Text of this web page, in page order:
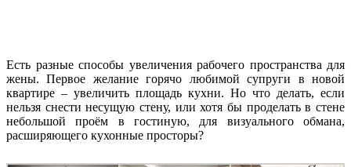
Есть разные способы увеличения рабочего пространства для
жены. Первое желание горячо любимой супруги в новой
квартире – увеличить площадь кухни. Но что делать, если
нельзя снести несущую стену, или хотя бы проделать в стене
небольшой проём в гостиную, для визуального обмана,
расширяющего кухонные просторы?